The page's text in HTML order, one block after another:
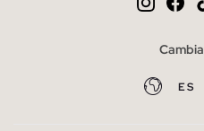
ES